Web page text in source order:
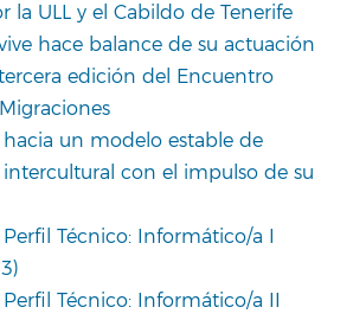
la ULL y el Cabildo de Tenerife
hace balance de su actuación
edición del Encuentro
hacia un modelo estable de
con el impulso de su
Técnico: Informático/a I
Técnico: Informático/a II